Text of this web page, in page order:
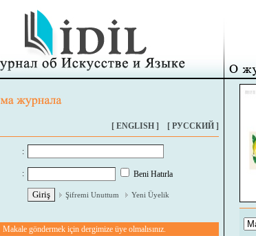
[ ENGLISH ] [ РУССКИЙ ]
:
: Beni Hatırla
Şifremi Unuttum Yeni Üyelik
Makale göndermek için dergimize üye olmalısınız.